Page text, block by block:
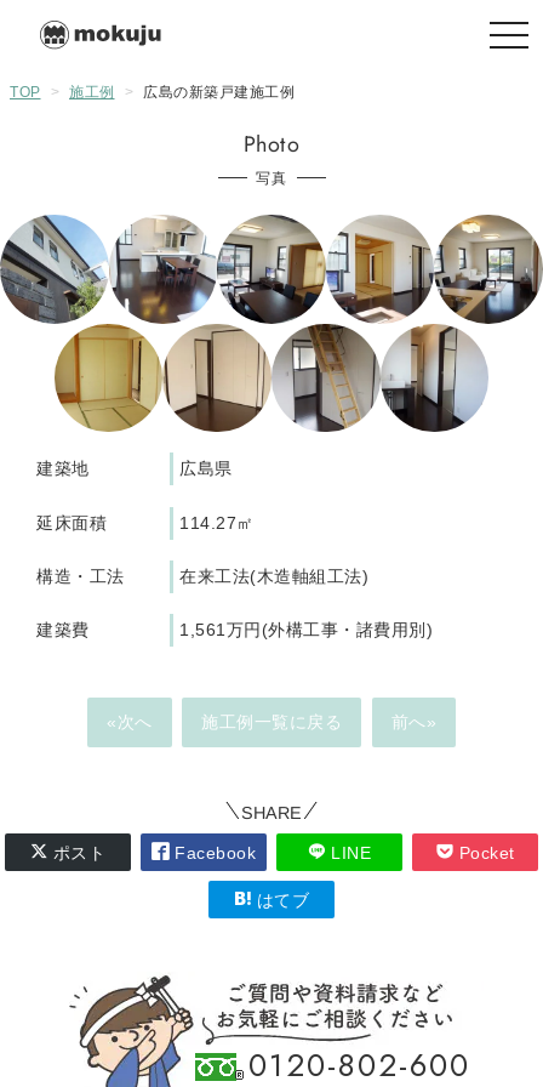
TOP > 施工例 > 広島の新築戸建施工例
Photo
写真
建築地 広島県
延床面積 114.27㎡
構造・工法 在来工法(木造軸組工法)
建築費 1,561万円(外構工事・諸費用別)
«次へ 施工例一覧に戻る 前へ»
SHARE
ポスト Facebook LINE Pocket
はてブ
0120-802-600